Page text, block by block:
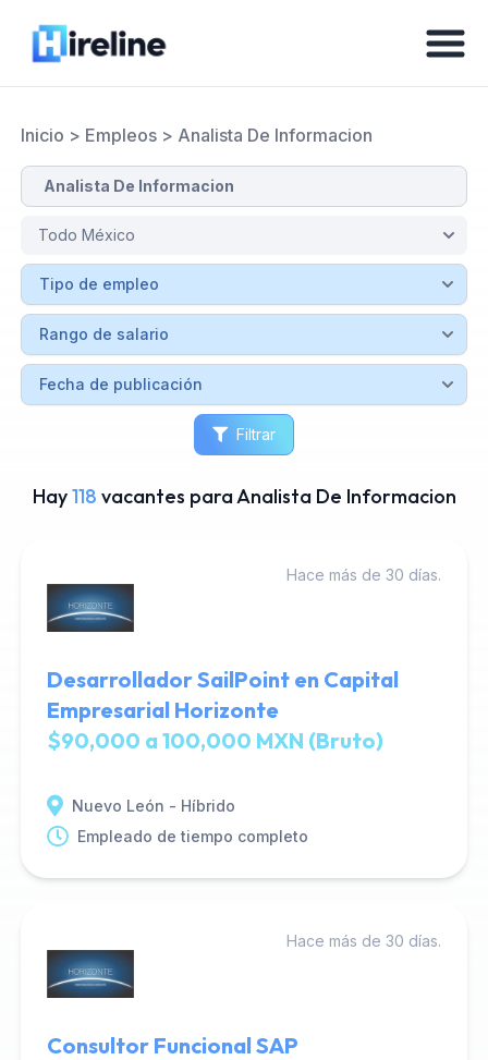
Inicio > Empleos> Analista De Informacion
Filtrar
Hay118 vacantes para Analista De Informacion
Hace más de 30 días.
Desarrollador SailPoint en Capital
Empresarial Horizonte
$90,000 a 100,000 MXN (Bruto)
Nuevo León - Híbrido
Empleado de tiempo completo
Hace más de 30 días.
Consultor Funcional SAP